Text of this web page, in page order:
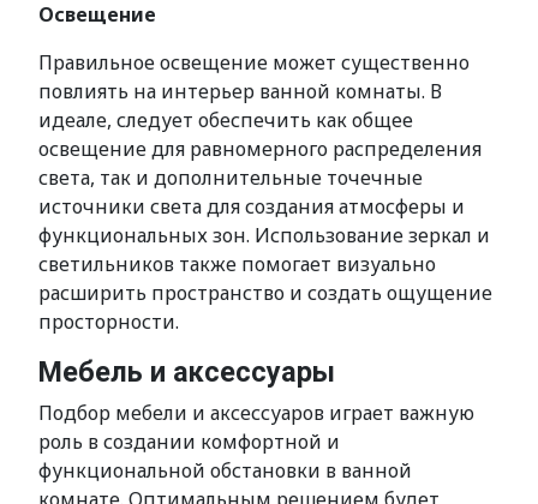
Освещение
Правильное освещение может существенно
повлиять на интерьер ванной комнаты. В
идеале, следует обеспечить как общее
освещение для равномерного распределения
света, так и дополнительные точечные
источники света для создания атмосферы и
функциональных зон. Использование зеркал и
светильников также помогает визуально
расширить пространство и создать ощущение
просторности.
Мебель и аксессуары
Подбор мебели и аксессуаров играет важную
роль в создании комфортной и
функциональной обстановки в ванной